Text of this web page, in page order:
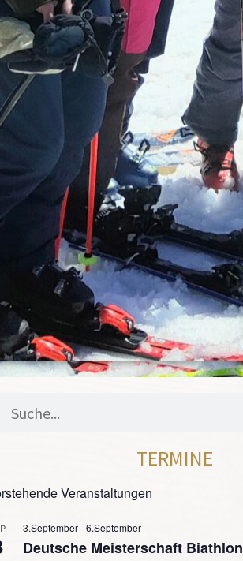
TERMINE
Veranstaltungen
3.September-6.September
Deutsche Meisterschaft Biathlon